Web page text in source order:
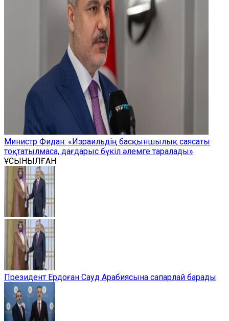
Министр Фидан: «Израильдің басқыншылық саясаты
тоқтатылмаса, дағдарыс бүкіл әлемге таралады»
ҰСЫНЫЛҒАН
Президент Ердоған Сауд Арабиясына сапарлай барады